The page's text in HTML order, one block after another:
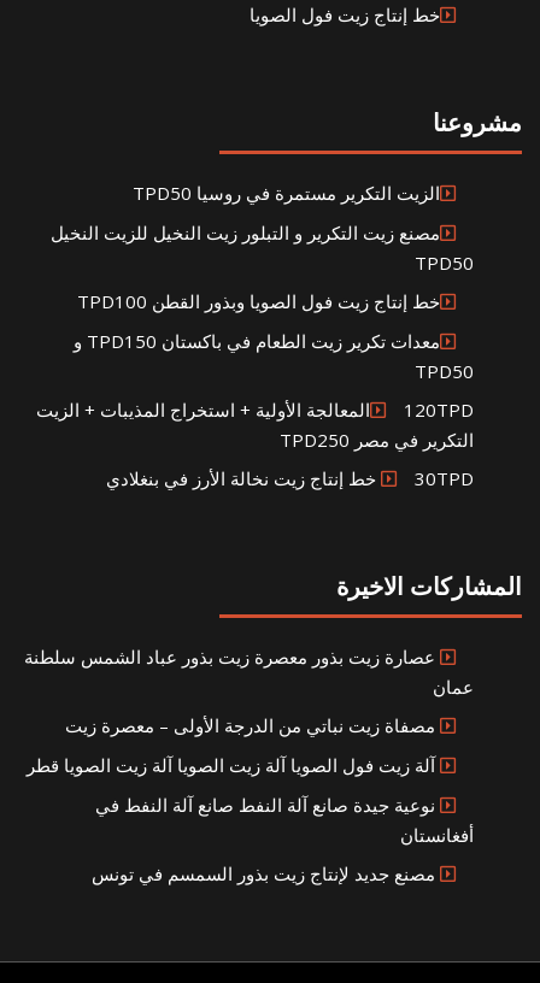
خط إنتاج زيت فول الصويا
مشروعنا
الزيت التكرير مستمرة في روسيا TPD50
مصنع زيت التكرير و التبلور زيت النخيل للزيت النخيل
TPD50
خط إنتاج زيت فول الصويا وبذور القطن TPD100
معدات تكرير زيت الطعام في باكستان TPD150 و
TPD50
120TPDالمعالجة الأولية + استخراج المذيبات + الزيت
التكرير في مصر TPD250
30TPD خط إنتاج زيت نخالة الأرز في بنغلادي
المشاركات الاخيرة
عصارة زيت بذور معصرة زيت بذور عباد الشمس سلطنة
عمان
مصفاة زيت نباتي من الدرجة الأولى – معصرة زيت
آلة زيت فول الصويا آلة زيت الصويا آلة زيت الصويا قطر
نوعية جيدة صانع آلة النفط صانع آلة النفط في
أفغانستان
مصنع جديد لإنتاج زيت بذور السمسم في تونس